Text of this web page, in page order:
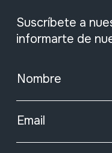
Suscríbete a
informarte de
Nombre
Email